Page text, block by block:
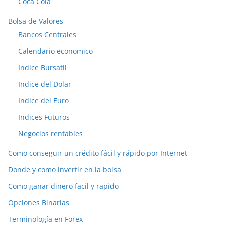
Bolsa de Valores
Bancos Centrales
Calendario economico
Indice Bursatil
Indice del Dolar
Indice del Euro
Indices Futuros
Negocios rentables
Como conseguir un crédito fácil y rápido por Internet
Donde y como invertir en la bolsa
Como ganar dinero facil y rapido
Opciones Binarias
Terminología en Forex